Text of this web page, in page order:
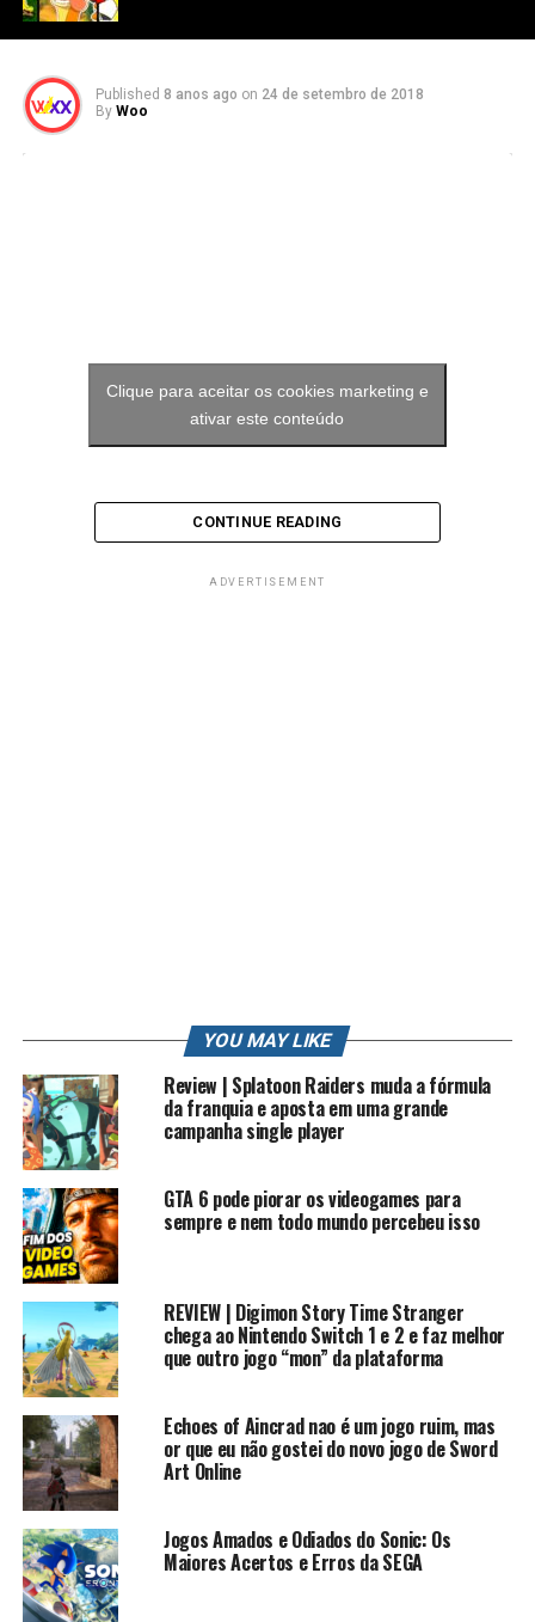
Published 8 anos ago on 24 de setembro de 2018
By Woo
Clique para aceitar os cookies marketing e
ativar este conteúdo
Queridos tudo bem ?! Eu sou o Roberto e hoje vamos
jogar um jogo de sinistro, do sonic modificado do mega
drive ( genesis ) que é conhecido como sonic.exe
Espero que gostem!
—
? Seja Membro do canal
https://gaming.youtube.com/user/rkplayofficial/live?
action=sponsor
Me siga nas redes sociais: ?
CONTINUE READING
ADVERTISEMENT
YOU MAY LIKE
Review | Splatoon Raiders muda a fórmula
da franquia e aposta em uma grande
campanha single player
GTA 6 pode piorar os videogames para
sempre e nem todo mundo percebeu isso
REVIEW | Digimon Story Time Stranger
chega ao Nintendo Switch 1 e 2 e faz melhor
que outro jogo “mon” da plataforma
Echoes of Aincrad nao é um jogo ruim, mas
or que eu não gostei do novo jogo de Sword
Art Online
Jogos Amados e Odiados do Sonic: Os
Maiores Acertos e Erros da SEGA